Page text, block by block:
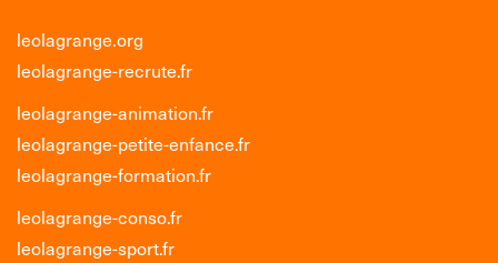
leolagrange.org
leolagrange-recrute.fr
leolagrange-animation.fr
leolagrange-petite-enfance.fr
leolagrange-formation.fr
leolagrange-conso.fr
leolagrange-sport.fr